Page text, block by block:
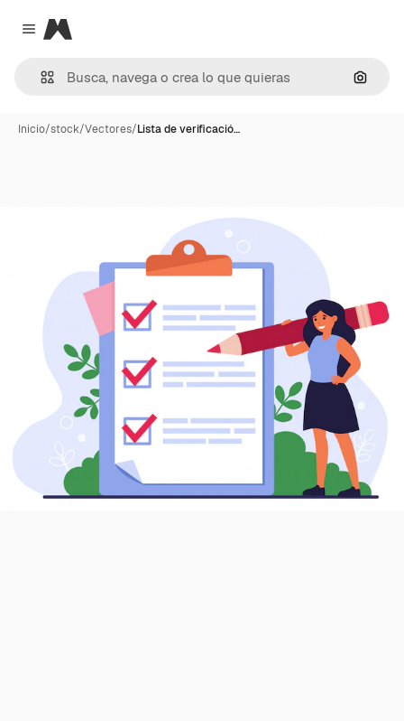
Close menu
Magnific
Inicio/stock/Vectores/Lista de verificació…